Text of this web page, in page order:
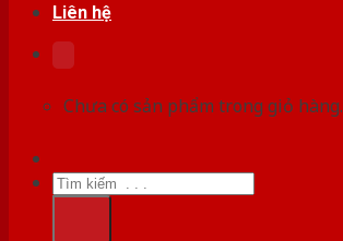
Liên hệ
Chưa có sản phẩm trong giỏ hàng.
Tìm
kiếm: